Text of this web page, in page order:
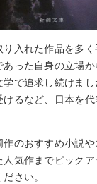
入れた作品を多
った自身の立場
で追求し続けま
るなど、日本を
のおすすめ小説
気作までピック
さい。